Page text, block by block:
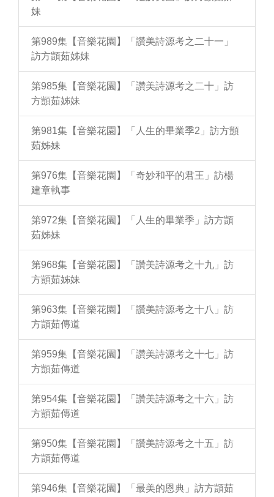
妹
第989集【音樂花園】「讚美詩源考之二十一」
訪方顗茹姊妹
第985集【音樂花園】「讚美詩源考之二十」訪
方顗茹姊妹
第981集【音樂花園】「人生的畢業季2」訪方顗
茹姊妹
第976集【音樂花園】「奇妙和平的君王」訪楊
建章執事
第972集【音樂花園】「人生的畢業季」訪方顗
茹姊妹
第968集【音樂花園】「讚美詩源考之十九」訪
方顗茹姊妹
第963集【音樂花園】「讚美詩源考之十八」訪
方顗茹傳道
第959集【音樂花園】「讚美詩源考之十七」訪
方顗茹傳道
第954集【音樂花園】「讚美詩源考之十六」訪
方顗茹傳道
第950集【音樂花園】「讚美詩源考之十五」訪
方顗茹傳道
第946集【音樂花園】「最美的恩典」訪方顗茹